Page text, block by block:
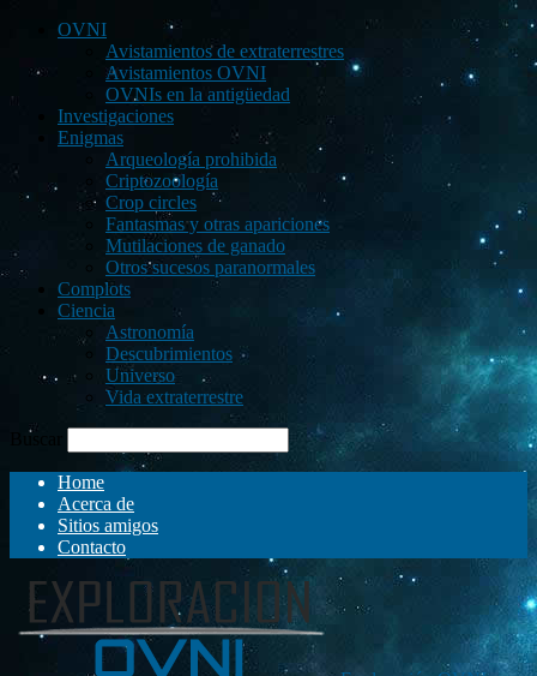
OVNI
Avistamientos de extraterrestres
Avistamientos OVNI
OVNIs en la antigüedad
Investigaciones
Enigmas
Arqueología prohibida
Criptozoología
Crop circles
Fantasmas y otras apariciones
Mutilaciones de ganado
Otros sucesos paranormales
Complots
Ciencia
Astronomía
Descubrimientos
Universo
Vida extraterrestre
Buscar
Home
Acerca de
Sitios amigos
Contacto